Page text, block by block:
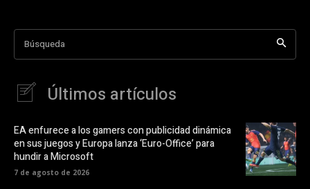
Búsqueda
Últimos artículos
EA enfurece a los gamers con publicidad dinámica
en sus juegos y Europa lanza ‘Euro-Office’ para
hundir a Microsoft
7 de agosto de 2026